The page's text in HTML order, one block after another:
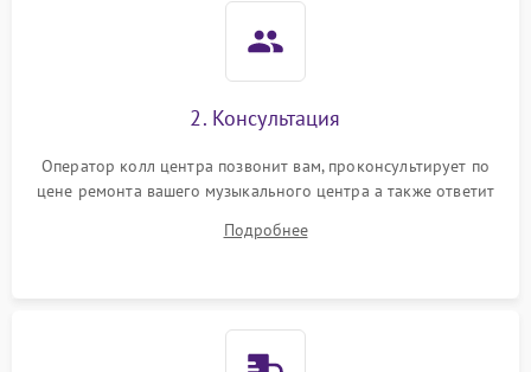
2. Консультация
Оператор колл центра позвонит вам, проконсультирует по
цене ремонта вашего музыкального центра а также ответит
Подробнее